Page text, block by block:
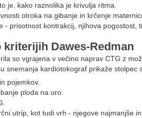
je, kako raznolika je krivulja ritma.
otroka na gibanje in krčenje
- prisotnost kontrakcij, njihova pogostost,
kriterijih Dawes-Redman
so vgrajena v večino naprav CTG z
snemanja kardiotokograf prikaže stolpec
pojemkov.
ploda na uro.
utrip, kot tudi vrh - njegove najmanjše